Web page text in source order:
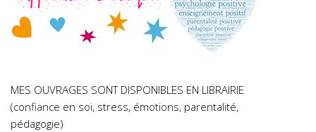
MES OUVRAGES SONT DISPONIBLES EN LIBRAIRIE
(confiance en soi, stress, émotions, parentalité,
pédagogie)